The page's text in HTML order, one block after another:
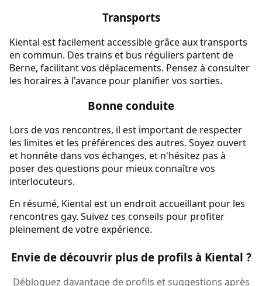
Transports
Kiental est facilement accessible grâce aux transports
en commun. Des trains et bus réguliers partent de
Berne, facilitant vos déplacements. Pensez à consulter
les horaires à l'avance pour planifier vos sorties.
Bonne conduite
Lors de vos rencontres, il est important de respecter
les limites et les préférences des autres. Soyez ouvert
et honnête dans vos échanges, et n'hésitez pas à
poser des questions pour mieux connaître vos
interlocuteurs.
En résumé, Kiental est un endroit accueillant pour les
rencontres gay. Suivez ces conseils pour profiter
pleinement de votre expérience.
Envie de découvrir plus de profils à Kiental ?
Débloquez davantage de profils et suggestions après